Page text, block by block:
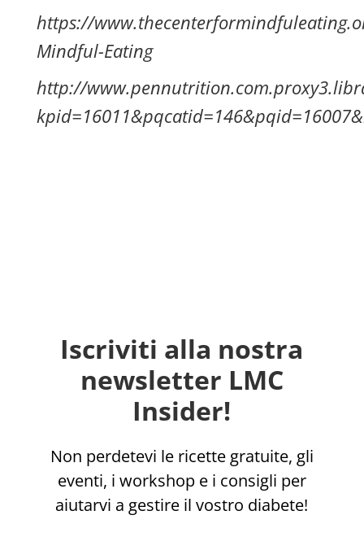
https://
Mindful-Eating
http://
Iscriviti alla nostra
newsletter LMC
Insider!
Non perdetevi le ricette gratuite, gli
eventi, i workshop e i consigli per
aiutarvi a gestire il vostro diabete!